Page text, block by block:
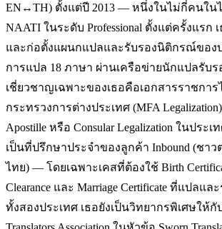
EN↔TH) ตั้งแต่ปี 2013 — หนึ่งในไม่กี่คนใน
NAATI ในระดับ Professional ตั้งแต่ครั้งแรก
และก่อตั้งแผนกแปลและรับรองนิติกรณ์ของ
การแปล 18 ภาษา ผ่านเครือข่ายนักแปลรับร
เชี่ยวชาญเฉพาะของเธอคือเอกสารราชกา
กระทรวงการต่างประเทศ (MFA
Apostille หรือ Consular Legalization ในประ
เป็นที่ปรึกษาประจำของลูกค้า Inbound (ชา
ไทย) — โดยเฉพาะเคสที่ต้องใช้ Birth
Clearance และ Marriage Certificate ที่แปลแ
ทั้งสองประเทศ เธอยังเป็นวิทยากรพิเศษให้กั